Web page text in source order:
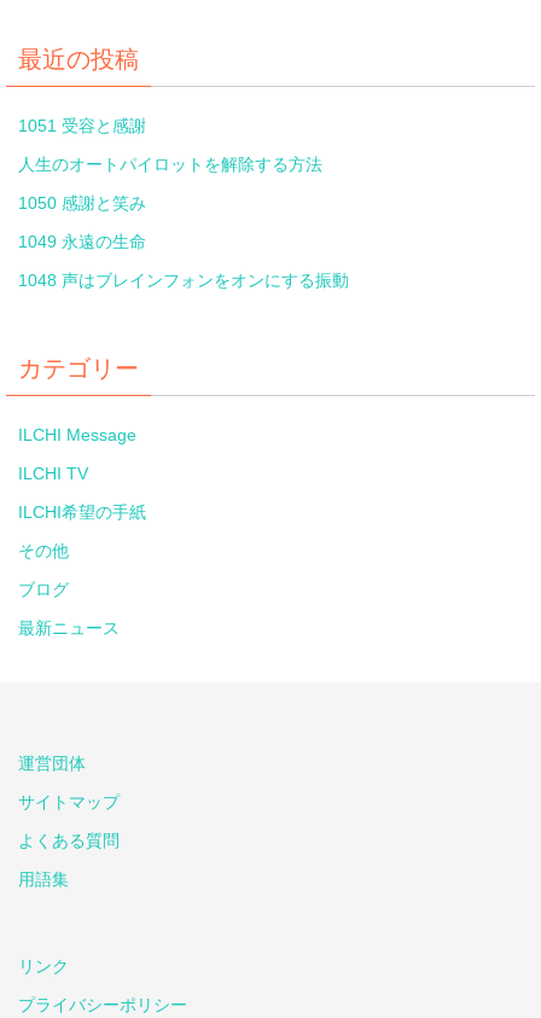
最近の投稿
1051 受容と感謝
人生のオートパイロットを解除する方法
1050 感謝と笑み
1049 永遠の生命
1048 声はブレインフォンをオンにする振動
カテゴリー
ILCHI Message
ILCHI TV
ILCHI希望の手紙
その他
ブログ
最新ニュース
運営団体
サイトマップ
よくある質問
用語集
リンク
プライバシーポリシー